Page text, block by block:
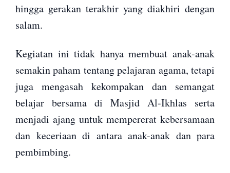
hingga gerakan terakhir yang diakhiri dengan
salam.
Kegiatan ini tidak hanya membuat anak-anak
semakin paham tentang pelajaran agama, tetapi
juga mengasah kekompakan dan semangat
belajar bersama di Masjid Al-Ikhlas serta
menjadi ajang untuk mempererat kebersamaan
dan keceriaan di antara anak-anak dan para
pembimbing.